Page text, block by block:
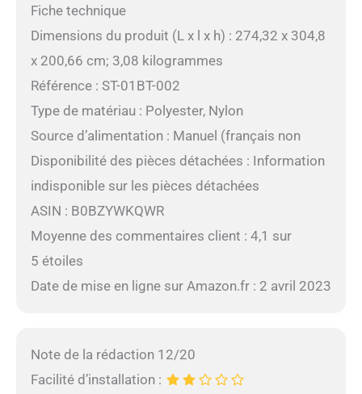
Fiche technique
Dimensions du produit (L x l x h) : 274,32 x 304,8
x 200,66 cm; 3,08 kilogrammes
Référence : ST-01BT-002
Type de matériau : Polyester, Nylon
Source d’alimentation : Manuel (français non
Disponibilité des pièces détachées : Information
indisponible sur les pièces détachées
ASIN : B0BZYWKQWR
Moyenne des commentaires client : 4,1 sur
5 étoiles
Date de mise en ligne sur Amazon.fr : 2 avril 2023
Note de la rédaction 12/20
Facilité d’installation :